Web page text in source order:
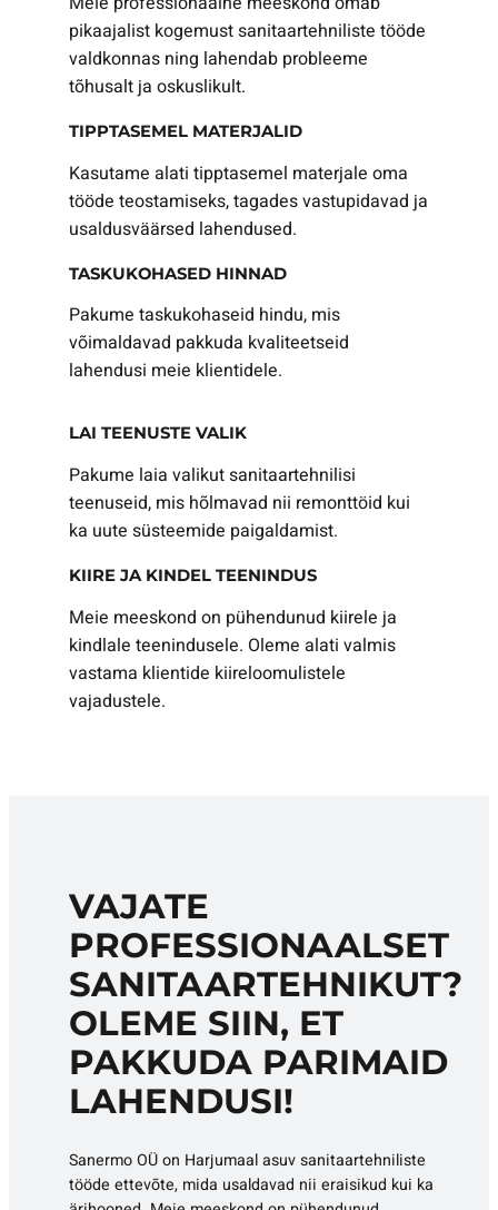
pikaajalist kogemust sanitaartehniliste tööde
valdkonnas ning lahendab probleeme
tõhusalt ja oskuslikult.
TIPPTASEMEL MATERJALID
Kasutame alati tipptasemel materjale oma
tööde teostamiseks, tagades vastupidavad ja
usaldusväärsed lahendused.
TASKUKOHASED HINNAD
Pakume taskukohaseid hindu, mis
võimaldavad pakkuda kvaliteetseid
lahendusi meie klientidele.
LAI TEENUSTE VALIK
Pakume laia valikut sanitaartehnilisi
teenuseid, mis hõlmavad nii remonttöid kui
ka uute süsteemide paigaldamist.
KIIRE JA KINDEL TEENINDUS
Meie meeskond on pühendunud kiirele ja
kindlale teenindusele. Oleme alati valmis
vastama klientide kiireloomulistele
vajadustele.
VAJATE
PROFESSIONAALSET
SANITAARTEHNIKUT?
OLEME SIIN, ET
PAKKUDA PARIMAID
LAHENDUSI!
Sanermo OÜ on Harjumaal asuv sanitaartehniliste
tööde ettevõte, mida usaldavad nii eraisikud kui ka